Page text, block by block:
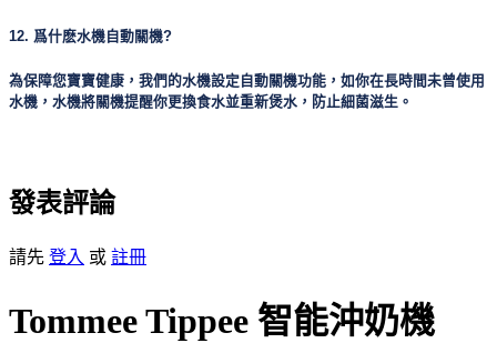
12. 爲什麽水機自動關機?
為保障您寶寶健康，我們的水機設定自動關機功能，如你在長時間未曾使用
水機，水機將關機提醒你更換食水並重新煲水，防止細菌滋生。
發表評論
請先 登入 或 註冊
Tommee Tippee 智能沖奶機